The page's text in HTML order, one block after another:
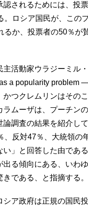
されるためには、投
。ロシア国民が、この
るか、投票者の50％が
活動家ウラジーミル
a popularity problem
かつクレムリンはその
ムーザは、プーチン
調査の結果を紹介し
、反対47％、大統領の
」と回答した由であ
る傾向にある、いわ
である、と指摘する。
ア政府は正規の国民